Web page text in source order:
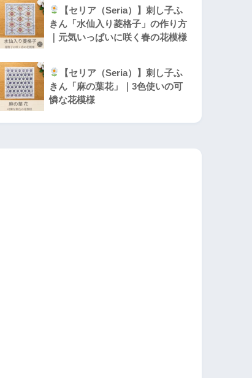
【セリア（Seria）】刺し子ふ
きん「水仙入り菱格子」の作り方
｜元気いっぱいに咲く春の花模様
【セリア（Seria）】刺し子ふ
きん「麻の葉花」｜3色使いの可
憐な花模様